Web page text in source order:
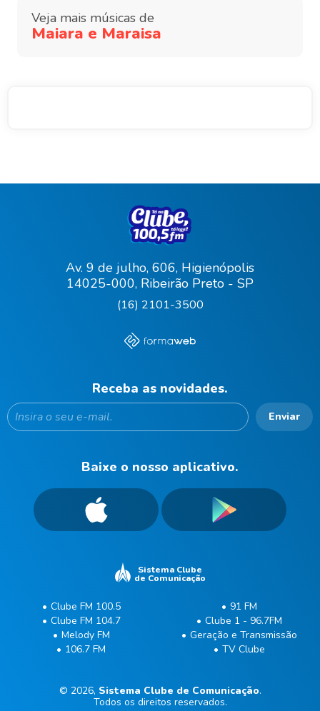
Veja mais músicas de
Maiara e Maraisa
Av. 9 de julho, 606, Higienópolis
14025-000, Ribeirão Preto - SP
(16) 2101-3500
Receba as novidades.
Enviar
Baixe o nosso aplicativo.
Sistema Clube
de Comunicação
Clube FM 100.5
Clube FM 104.7
Melody FM
106.7 FM
91 FM
Clube 1 - 96.7FM
Geração e Transmissão
TV Clube
© 2026, Sistema Clube de Comunicação.
Todos os direitos reservados.